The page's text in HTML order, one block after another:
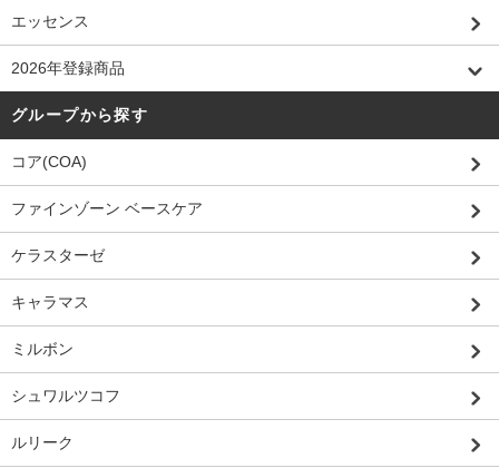
エッセンス
2026年登録商品
グループから探す
コア(COA)
ファインゾーン ベースケア
ケラスターゼ
キャラマス
ミルボン
シュワルツコフ
ルリーク